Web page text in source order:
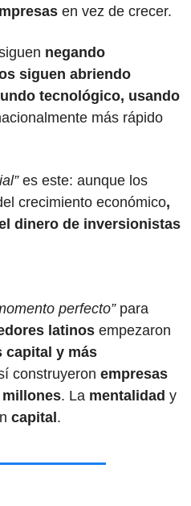
en vez de crecer.
negando
siguen abriendo
tecnológico, usando
más rápido
es este: aunque los
crecimiento económico,
dinero de inversionistas
perfecto” para
latinos empezaron
capital y más
construyeron
empresas
millones. La mentalidad y
capital.